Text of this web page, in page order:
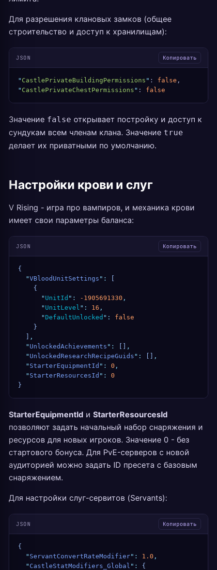
Для разрешения клановых замков (общее
строительство и доступ к хранилищам):
JSON Копировать
" CastlePrivateBuildingPermissions " : false ,
" CastlePrivateChestPermissions " : false
Значение false открывает постройку и доступ к
сундукам всем членам клана. Значение true
делает их приватными по умолчанию.
Настройки крови и слуг
V Rising - игра про вампиров, и механика крови
имеет свои параметры баланса:
JSON Копировать
{
  "
VBloodUnitSettings " :
    {
      "
UnitId " : -1905691330 ,
      "
UnitLevel " : 16 ,
      "
DefaultUnlocked " :
false
    }
,
  "
UnlockedAchievements " :
,
  "
UnlockedResearchRecipeGuids " :
,
  "
StarterEquipmentId " : 0 ,
  "
StarterResourcesId " :
0
}
StarterEquipmentId и StarterResourcesId
позволяют задать начальный набор снаряжения и
ресурсов для новых игроков. Значение 0 - без
стартового бонуса. Для PvE-серверов с новой
аудиторией можно задать ID пресета с базовым
снаряжением.
Для настройки слуг-сервитов (Servants):
JSON Копировать
{
  "
ServantConvertRateModifier" : 1.0 ,
  "
CastleStatModifiers_Global " :
{